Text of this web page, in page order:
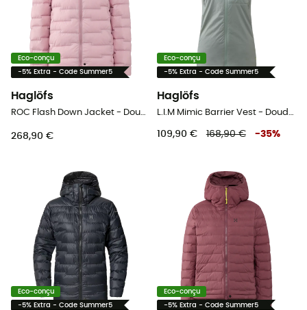
Eco-conçu
-5% Extra - Code Summer5
Haglöfs
ROC Flash Down Jacket - Doudoune femme
268,90 €
Eco-conçu
-5% Extra - Code Summer5
Haglöfs
L.I.M Mimic Barrier Vest - Doudoune sans manches femme
109,90 € 168,90 € -35%
Eco-conçu
-5% Extra - Code Summer5
Eco-conçu
-5% Extra - Code Summer5